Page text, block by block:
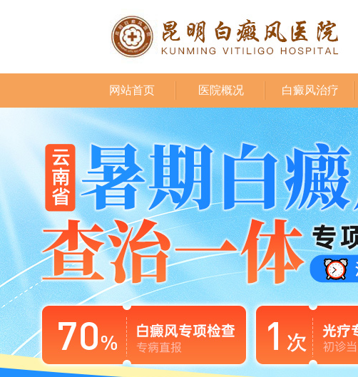
网站首页 医院概况 白癜风治疗